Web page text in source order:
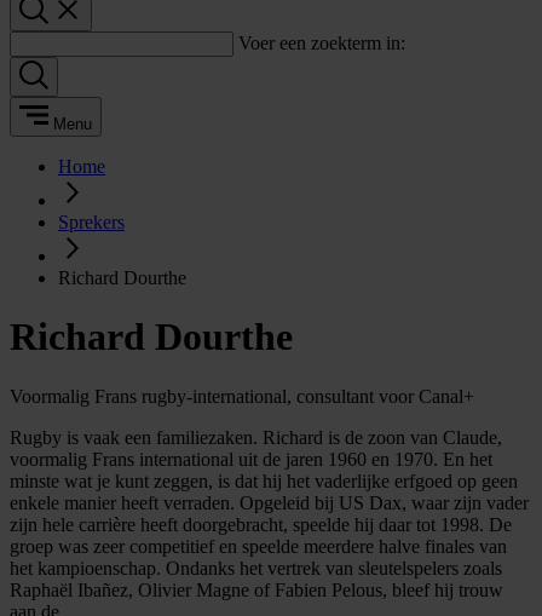
Voer een zoekterm in:
Menu
Home
Sprekers
Richard Dourthe
Richard Dourthe
Voormalig Frans rugby-international, consultant voor Canal+
Rugby is vaak een familiezaken. Richard is de zoon van Claude,
voormalig Frans international uit de jaren 1960 en 1970. En het
minste wat je kunt zeggen, is dat hij het vaderlijke erfgoed op geen
enkele manier heeft verraden. Opgeleid bij US Dax, waar zijn vader
zijn hele carrière heeft doorgebracht, speelde hij daar tot 1998. De
groep was zeer competitief en speelde meerdere halve finales van
het kampioenschap. Ondanks het vertrek van sleutelspelers zoals
Raphaël Ibañez, Olivier Magne of Fabien Pelous, bleef hij trouw
aan de